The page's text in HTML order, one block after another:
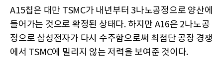
A15칩은 대만 TSMC가 내년부터 3나노공정으로 양산에
들어가는 것으로 확정된 상태다. 하지만 A16은 2나노공
정으로 삼성전자가 다시 수주함으로써 최첨단 공장 경쟁
에서 TSMC에 밀리지 않는 저력을 보여준 것이다.